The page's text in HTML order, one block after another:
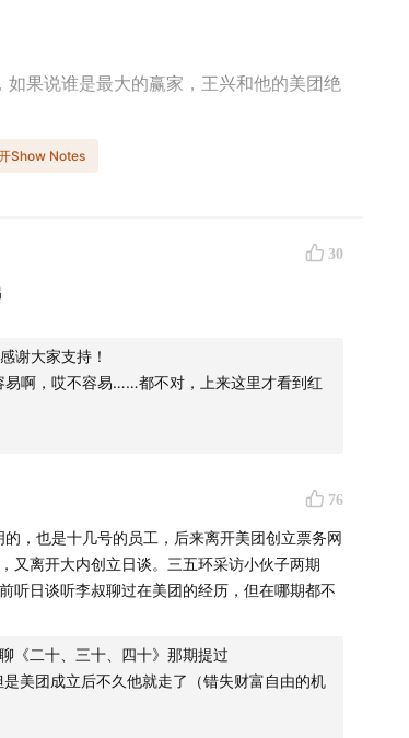
果说谁是最大的赢家，王兴和他的美团绝
有人杀红眼烧钱时，他却能在混乱中保持
，这是一个关于“无限游戏”的商业样本。
，而是不断拓展边界、永远留在牌桌上。
漫的年代，复盘美团是如何在 AT 的夹缝
国的。
游篇
：西湖区华星路 01coffee
Show Notes
30
谢大家支持！
易啊，哎不容易……都不对，上来这里才看到红
76
，也是十几号的员工，后来离开美团创立票务网
又离开大内创立日谈。三五环采访小伙子两期
听日谈听李叔聊过在美团的经历，但在哪期都不
《二十、三十、四十》那期提过
美团成立后不久他就走了（错失财富自由的机